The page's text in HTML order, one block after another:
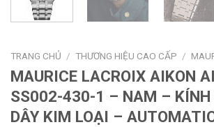
TRANG CHỦ / THƯƠNG HIỆU CAO CẤP /
MAURICE LACROIX AIKON
SS002-430-1 – NAM – KÍNH
DÂY KIM LOẠI –